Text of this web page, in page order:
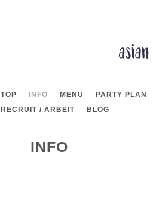
TOP INFO MENU PARTY PLAN
RECRUIT / ARBEIT
BLOG
INFO